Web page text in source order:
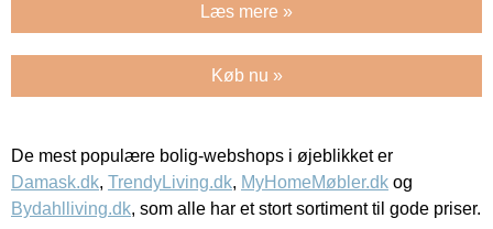
Læs mere »
Køb nu »
De mest populære bolig-webshops i øjeblikket er
Damask.dk, TrendyLiving.dk, MyHomeMøbler.dk og
Bydahlliving.dk, som alle har et stort sortiment til gode priser.